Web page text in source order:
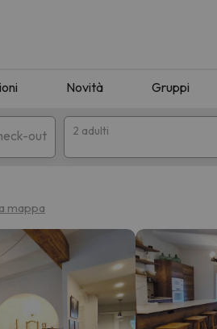
Novità Gruppi
out 2 adulti
mappa